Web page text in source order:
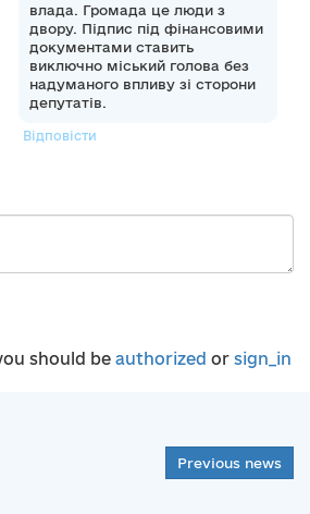
влада. Громада це люди з
двору. Підпис під фінансовими
документами ставить
виключно міський голова без
надуманого впливу зі сторони
депутатів.
Відповісти
should be authorized or sign_in
Previous news